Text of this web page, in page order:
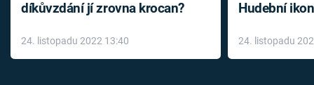
díkůvzdání jí zrovna krocan?
24. listopadu 2022 13:40
Hudební
léky
24. listopadu